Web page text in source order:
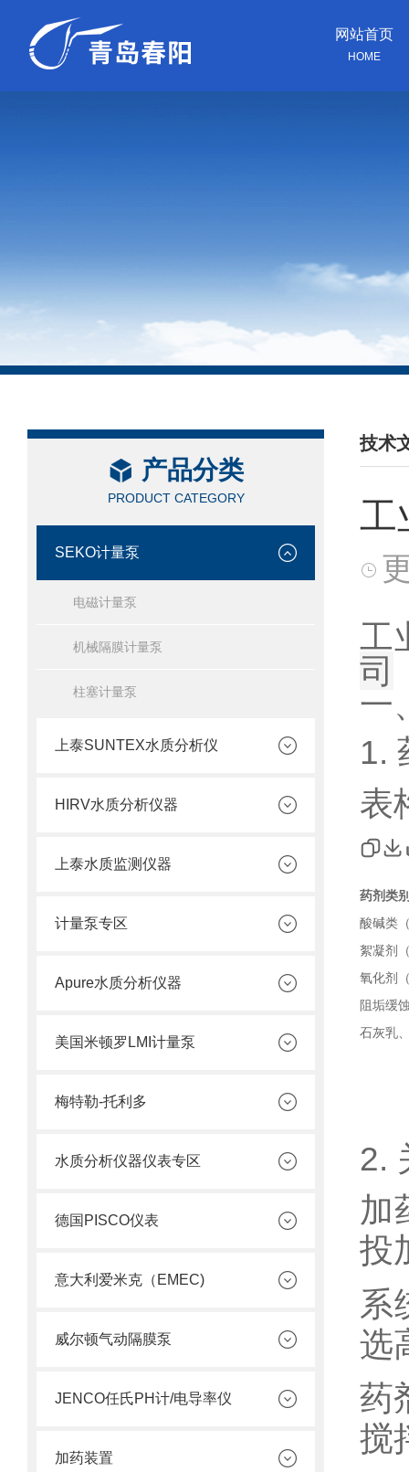
网站首页
HOME
产品分类
PRODUCT CATEGORY
SEKO计量泵
电磁计量泵
机械隔膜计量泵
柱塞计量泵
上泰SUNTEX水质分析仪
HIRV水质分析仪器
上泰水质监测仪器
计量泵专区
Apure水质分析仪器
美国米顿罗LMI计量泵
梅特勒-托利多
水质分析仪器仪表专区
德国PISCO仪表
意大利爱米克（EMEC)
威尔顿气动隔膜泵
JENCO任氏PH计/电导率仪
加药装置
技术
/
工
工
司
一
1.
表
药剂类
酸碱类
絮凝剂
氧化剂
阻垢缓
石灰乳
2.
加
投
系
选
药
搅